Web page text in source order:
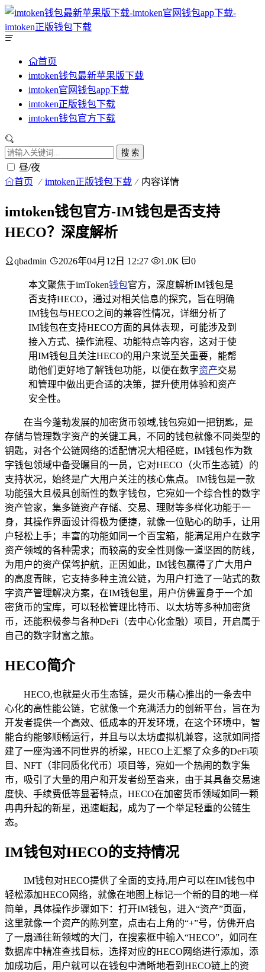
首页
imtoken钱包最新苹果版下载
imtoken官网钱包app下载
imtoken正版钱包下载
imtoken钱包官方下载
搜 索
昼/夜
首页 imtoken正版钱包下载 内容详情
imtoken钱包官方-IM钱包是否支持
HECO？深度解析
qbadmin 2026年04月12日 12:27 1.0K 0
本文聚焦于imToken钱包官方，深度解析IM钱包是
否支持HECO，通过对相关信息的探究，旨在明确
IM钱包与HECO之间的兼容性情况，详细分析了
IM钱包在支持HECO方面的具体表现，可能涉及到
接入方式、操作流程、功能特点等内容，这对于使
用IM钱包且关注HECO的用户来说至关重要，能帮
助他们更好地了解钱包功能，以便在数字资产交易
和管理中做出更合适的决策，提升使用体验和资产
安全性。
在当今蓬勃发展的加密货币领域,钱包宛如一把钥匙，是
存储与管理数字资产的关键工具，不同的钱包就像不同类型的
钥匙，对各个公链网络的适配情况大相径庭，IM钱包作为数
字钱包领域中备受瞩目的一员，它对HECO（火币生态链）的
支持状况，始终是广大用户关注的核心焦点。 IM钱包是一款
功能强大且极具创新性的数字钱包，它宛如一个综合性的数字
资产管家，集多链资产存储、交易、理财等多样化功能于一
身，其操作界面设计得极为便捷，就像一位贴心的助手，让用
户轻松上手；丰富的功能如同一个百宝箱，能满足用户在数字
资产领域的各种需求；而较高的安全性则像一道坚固的防线，
为用户的资产保驾护航，正因如此，IM钱包赢得了广大用户
的高度青睐，它支持多种主流公链，为用户打造了一站式的数
字资产管理解决方案，在IM钱包里，用户仿佛置身于一个加
密货币的宝库，可以轻松管理比特币、以太坊等多种加密货
币，还能积极参与各种DeFi（去中心化金融）项目，开启属于
自己的数字财富之旅。
HECO简介
HECO,也就是火币生态链，是火币精心推出的一条去中
心化的高性能公链，它就像一个充满活力的创新平台，旨在为
开发者提供一个高效、低成本的开发环境，在这个环境中，智
能合约能够顺畅运行，并且与以太坊虚拟机兼容，这就如同搭
建了一座沟通不同世界的桥梁，HECO上汇聚了众多的DeFi项
目、NFT（非同质化代币）项目等，宛如一个热闹的数字集
市，吸引了大量的用户和开发者纷至沓来，由于其具备交易速
度快、手续费低等显著特点，HECO在加密货币领域如同一颗
冉冉升起的新星，迅速崛起，成为了一个举足轻重的公链生
态。
IM钱包对HECO的支持情况
IM钱包对HECO提供了全面的支持,用户可以在IM钱包中
轻松添加HECO网络，就像在地图上标记一个新的目的地一样
简单，具体操作步骤如下：打开IM钱包，进入“资产”页面，
这里就像一个资产的陈列室，点击右上角的“+”号，仿佛开启
了一扇通往新领域的大门，在搜索框中输入“HECO”，如同在
数据库中精准查找目标，选择对应的HECO网络进行添加，添
加成功后，用户就可以在钱包中清晰地看到HECO链上的资